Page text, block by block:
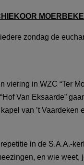
zondag de
viering in WZC “Ter
Van Eksaarde”
van ’t
in de S.A.A.-
en wie weet,